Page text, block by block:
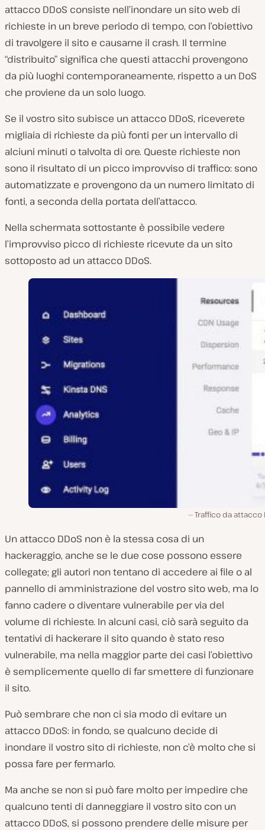
attacco DDoS consiste nell’inondare un sito web di
richieste in un breve periodo di tempo, con l’obiettivo
di travolgere il sito e causarne il crash. Il termine
“distribuito” significa che questi attacchi provengono
da più luoghi contemporaneamente, rispetto a un DoS
che proviene da un solo luogo.
Se il vostro sito subisce un attacco DDoS, riceverete
migliaia di richieste da più fonti per un intervallo di
alciuni minuti o talvolta di ore. Queste richieste non
sono il risultato di un picco improvviso di traffico: sono
automatizzate e provengono da un numero limitato di
fonti, a seconda della portata dell’attacco.
Nella schermata sottostante è possibile vedere
l’improvviso picco di richieste ricevute da un sito
sottoposto ad un attacco DDoS.
Traffico da attacco
Un attacco DDoS non è la stessa cosa di un
hackeraggio, anche se le due cose possono essere
collegate; gli autori non tentano di accedere ai file o al
pannello di amministrazione del vostro sito web, ma lo
fanno cadere o diventare vulnerabile per via del
volume di richieste. In alcuni casi, ciò sarà seguito da
tentativi di hackerare il sito quando è stato reso
vulnerabile, ma nella maggior parte dei casi l’obiettivo
è semplicemente quello di far smettere di funzionare
il sito.
Può sembrare che non ci sia modo di evitare un
attacco DDoS: in fondo, se qualcuno decide di
inondare il vostro sito di richieste, non c’è molto che si
possa fare per fermarlo.
Ma anche se non si può fare molto per impedire che
qualcuno tenti di danneggiare il vostro sito con un
attacco DDoS, si possono prendere delle misure per